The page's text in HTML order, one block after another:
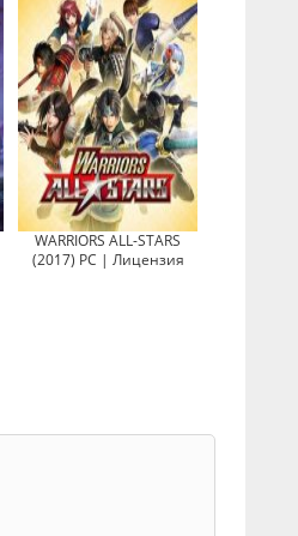
WARRIORS ALL-STARS
(2017) PC | Лицензия